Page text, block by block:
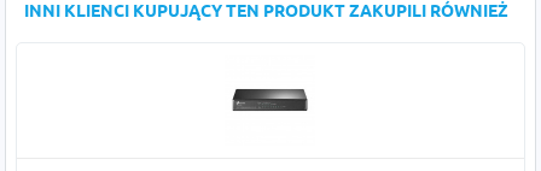
INNI KLIENCI KUPUJĄCY TEN PRODUKT ZAKUPILI RÓWNIEŻ